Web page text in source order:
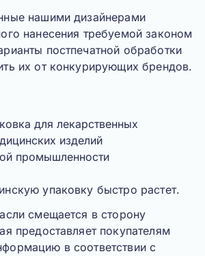
нашими дизайнерами
нанесения требуемой законом
постпечатной обработки
их от конкурирующих брендов.
упаковку быстро растет.
смещается в сторону
предоставляет покупателям
в соответствии с